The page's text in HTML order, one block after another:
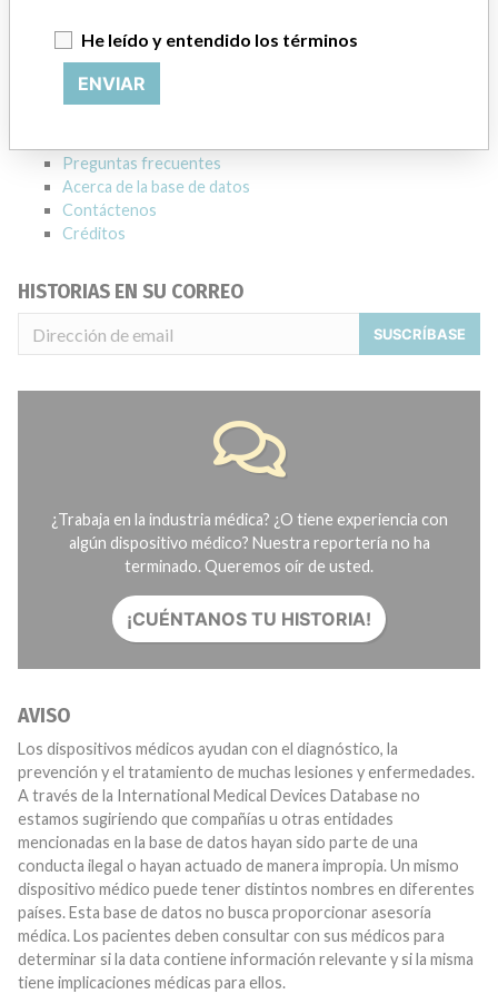
ACERCA DE LA BASE DE DATOS
Explore más de 120,000 registros de retiros, alertas y
Preguntas frecuentes
Acerca de la base de datos
Contáctenos
Créditos
HISTORIAS EN SU CORREO
SUSCRÍBASE
¿Trabaja en la industria médica? ¿O tiene experiencia con
algún dispositivo médico? Nuestra reportería no ha
terminado. Queremos oír de usted.
¡CUÉNTANOS TU HISTORIA!
AVISO
Los dispositivos médicos ayudan con el diagnóstico, la
prevención y el tratamiento de muchas lesiones y enfermedades.
A través de la International Medical Devices Database no
estamos sugiriendo que compañías u otras entidades
mencionadas en la base de datos hayan sido parte de una
conducta ilegal o hayan actuado de manera impropia. Un mismo
dispositivo médico puede tener distintos nombres en diferentes
países. Esta base de datos no busca proporcionar asesoría
médica. Los pacientes deben consultar con sus médicos para
determinar si la data contiene información relevante y si la misma
tiene implicaciones médicas para ellos.
He leído y entendido los términos
ENVIAR